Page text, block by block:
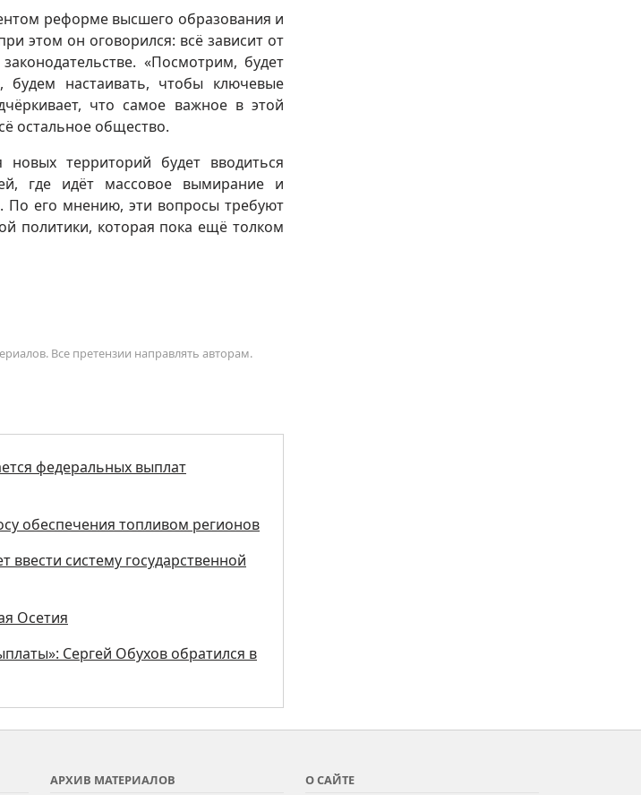
реформе высшего образования и
этом он оговорился: всё зависит от
«Посмотрим, будет
будем настаивать, чтобы ключевые
что самое важное в этой
остальное общество.
территорий будет вводиться
где идёт массовое вымирание и
По его мнению, эти вопросы требуют
политики, которая пока ещё толком
Все претензии направлять авторам.
федеральных выплат
обеспечения топливом регионов
систему государственной
Осетия
Сергей Обухов обратился в
АРХИВ МАТЕРИАЛОВ О САЙТЕ